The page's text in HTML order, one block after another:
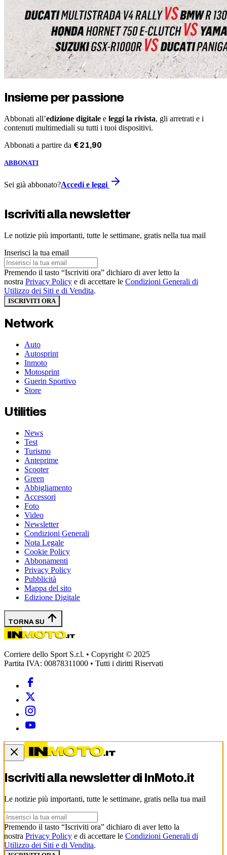
Insieme per passione
Abbonati all’edizione digitale e leggi la rivista, gli arretrati e i
contenuti multimediali su tutti i tuoi dispositivi.
Abbonati a partire da €21,90
ABBONATI
Sei già abbonato?Accedi e leggi
Iscriviti alla newsletter
Le notizie più importanti, tutte le settimane, gratis nella tua mail
Inserisci la tua email
Premendo il tasto “Iscriviti ora” dichiaro di aver letto la
nostra Privacy Policy e di accettare le Condizioni Generali di
Utilizzo dei Siti e di Vendita.
ISCRIVITI ORA
Network
Auto
Autosprint
Inmoto
Motosprint
Guerin Sportivo
Store
Utilities
News
Test
Turismo
Anteprime
Scooter
Green
Abbigliamento
Accessori
Foto
Video
Newsletter
Condizioni Generali
Nota Legale
Cookie Policy
Abbonamenti
Privacy Policy
Pubblicità
Mappa del sito
Edizione Digitale
TORNA SU
Corriere dello Sport S.r.l. • Copyright © 2025
Partita IVA: 00878311000 • Tutti i diritti Riservati
Iscriviti alla newsletter di InMoto.it
Le notizie più importanti, tutte le settimane, gratis nella tua mail
Premendo il tasto “Iscriviti ora” dichiaro di aver letto la
nostra Privacy Policy e di accettare le Condizioni Generali di
Utilizzo dei Siti e di Vendita.